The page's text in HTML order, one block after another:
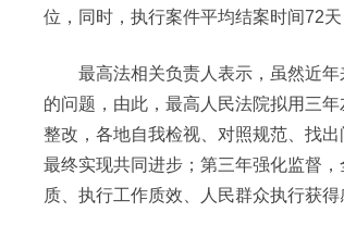
位，同时，执行案件平均结案时间72
最高法相关负责人表示，虽然近年
的问题，由此，最高人民法院拟用三
整改，各地自我检视、对照规范、找
最终实现共同进步；第三年强化监督
质、执行工作质效、人民群众执行获